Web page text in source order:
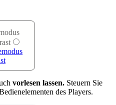
vorlesen lassen. Steuern Sie
des Players.